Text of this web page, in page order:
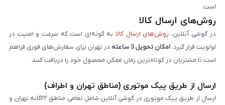
است.
روش‌های ارسال کالا
در گوشی آنلاین، روش‌های ارسال کالا به گونه‌ای است که سرعت و امنیت در
اولویت قرار گیرد. امکان تحویل 3 ساعته
در تهران برای سفارش‌های فوری فراهم
است تا مشتریان در کوتاه‌ترین زمان ممکن محصول خود را دریافت کنند.
ارسال از طریق پیک موتوری (مناطق تهران و اطراف)
ارسال از طریق پیک موتوری در گوشی آنلاین شامل تمامی مناطق ۲۲گانه تهران و